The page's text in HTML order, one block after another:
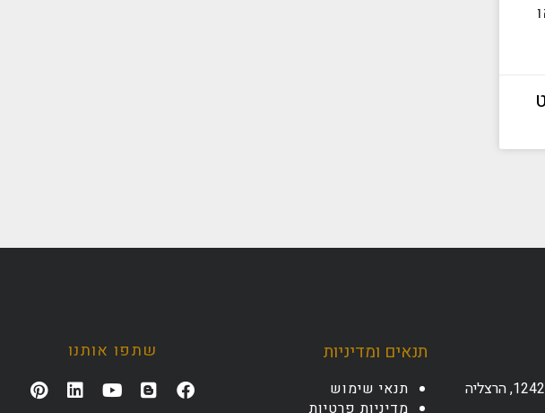
רח' החושלים 8, קומה 6, אגף צפוני, ת.ד 12425, הרצליה
תנאים ומדיניות
תנאי שימוש
מדיניות פרטיות
שתפו אותנו